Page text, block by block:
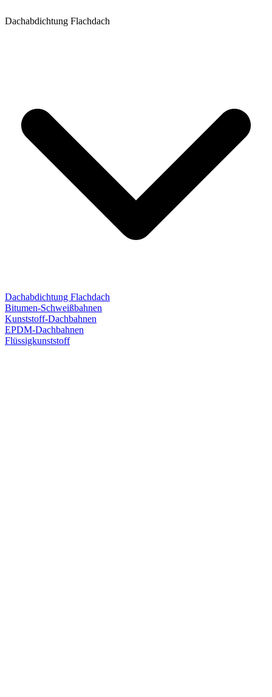
Dachabdichtung Flachdach
Dachabdichtung Flachdach
Bitumen-Schweißbahnen
Kunststoff-Dachbahnen
EPDM-Dachbahnen
Flüssigkunststoff